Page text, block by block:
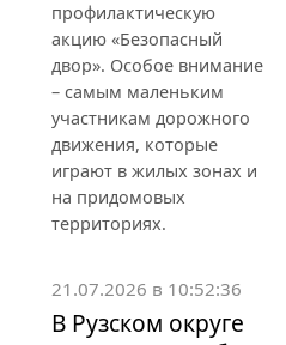
профилактическую
акцию «Безопасный
двор». Особое внимание
– самым маленьким
участникам дорожного
движения, которые
играют в жилых зонах и
на придомовых
территориях.
21.07.2026 в 10:52:36
В Рузском округе